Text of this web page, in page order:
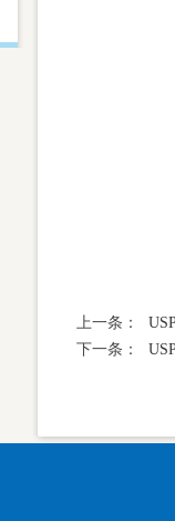
上一条：
下一条：